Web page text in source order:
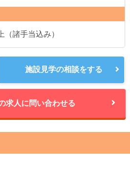
（諸手当込み）
施設見学の相談をする
求人に問い合わせる